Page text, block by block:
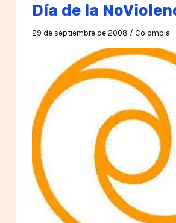
próximo
Año
Día de la
29 de septiembre de 2008 / Colombia